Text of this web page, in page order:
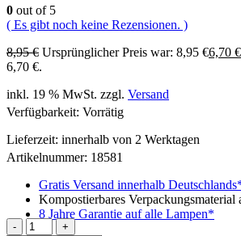
0 out of 5
( Es gibt noch keine Rezensionen. )
8,95€ Ursprünglicher Preis war: 8,95 €6,70 €
6,70 €.
inkl. 19 % MwSt. zzgl. Versand
Verfügbarkeit: Vorrätig
Lieferzeit: innerhalb von 2 Werktagen
Artikelnummer: 18581
Gratis Versand innerhalb
Kompostierbares Verpackungsmaterial
8 Jahre Garantie auf alle Lampen*
-
+